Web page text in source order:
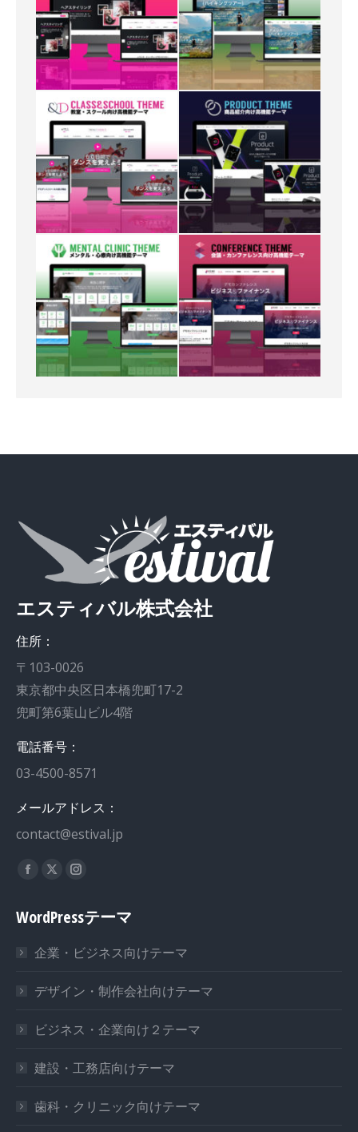
エスティバル株式会社
住所：
〒103-0026
東京都中央区日本橋兜町17-2
兜町第6葉山ビル4階
電話番号：
03-4500-8571
メールアドレス：
contact@estival.jp
私達を見つけてください：
WordPressテーマ
企業・ビジネス向けテーマ
デザイン・制作会社向けテーマ
ビジネス・企業向け２テーマ
建設・工務店向けテーマ
歯科・クリニック向けテーマ